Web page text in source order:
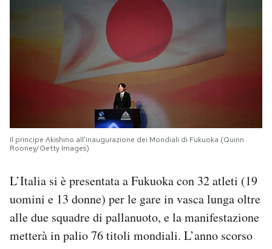
Il principe Akishino all’inaugurazione dei Mondiali di Fukuoka (Quinn
Rooney/Getty Images)
L’Italia si è presentata a Fukuoka con 32 atleti (19
uomini e 13 donne) per le gare in vasca lunga oltre
alle due squadre di pallanuoto, e la manifestazione
metterà in palio 76 titoli mondiali. L’anno scorso